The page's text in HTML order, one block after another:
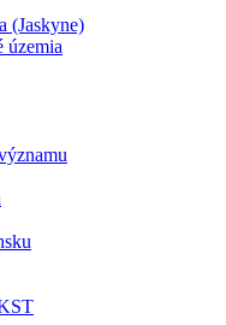
(Jaskyne)
územia